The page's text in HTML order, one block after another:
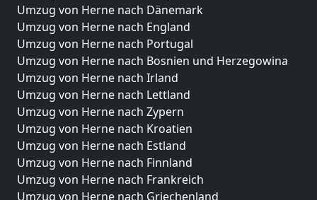
Umzug von Herne nach Dänemark
Umzug von Herne nach England
Umzug von Herne nach Portugal
Umzug von Herne nach Bosnien und Herzegowina
Umzug von Herne nach Irland
Umzug von Herne nach Lettland
Umzug von Herne nach Zypern
Umzug von Herne nach Kroatien
Umzug von Herne nach Estland
Umzug von Herne nach Finnland
Umzug von Herne nach Frankreich
Umzug von Herne nach Griechenland